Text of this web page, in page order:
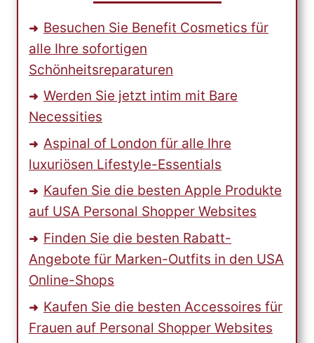
Besuchen Sie Benefit Cosmetics für
alle Ihre sofortigen
Schönheitsreparaturen
Werden Sie jetzt intim mit Bare
Necessities
Aspinal of London für alle Ihre
luxuriösen Lifestyle-Essentials
Kaufen Sie die besten Apple Produkte
auf USA Personal Shopper Websites
Finden Sie die besten Rabatt-
Angebote für Marken-Outfits in den USA
Online-Shops
Kaufen Sie die besten Accessoires für
Frauen auf Personal Shopper Websites